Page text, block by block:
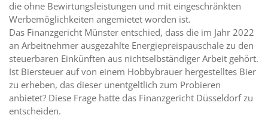
die ohne Bewirtungsleistungen und mit eingeschränkten
Werbemöglichkeiten angemietet worden ist.
Das Finanzgericht Münster entschied, dass die im Jahr 2022
an Arbeitnehmer ausgezahlte Energiepreispauschale zu den
steuerbaren Einkünften aus nichtselbständiger Arbeit gehört.
Ist Biersteuer auf von einem Hobbybrauer hergestelltes Bier
zu erheben, das dieser unentgeltlich zum Probieren
anbietet? Diese Frage hatte das Finanzgericht Düsseldorf zu
entscheiden.